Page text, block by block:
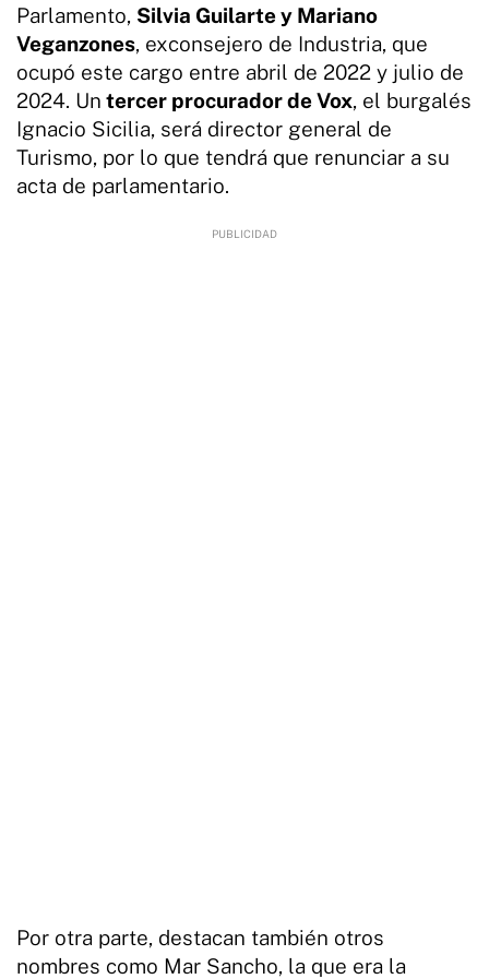
Parlamento, Silvia Guilarte y Mariano
Veganzones, exconsejero de Industria, que
ocupó este cargo entre abril de 2022 y julio de
2024. Un tercer procurador de Vox, el burgalés
Ignacio Sicilia, será director general de
Turismo, por lo que tendrá que renunciar a su
acta de parlamentario.
Por otra parte, destacan también otros
nombres como Mar Sancho, la que era la